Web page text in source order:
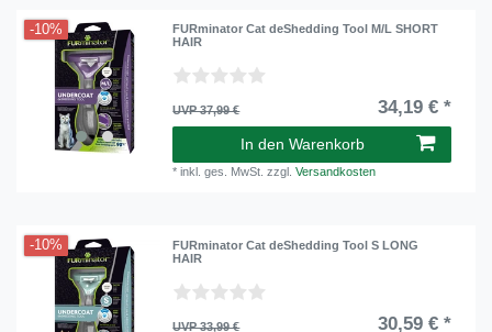
-10%
FURminator Cat deShedding Tool M/L SHORT
HAIR
UVP 37,99 € 34,19 € *
In den Warenkorb
*inkl. ges. MwSt. zzgl.Versandkosten
-10%
FURminator Cat deShedding Tool S LONG
HAIR
UVP 33,99 € 30,59 € *